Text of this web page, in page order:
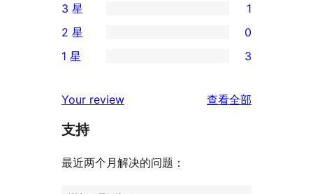
5
星
评
条
4
星
价
1
条
3
评
价
3 星 1
条
星
评
2 星 0
1
星
价
1 星 3
Your review 查看全部
支持
最近两个月解决的问题：